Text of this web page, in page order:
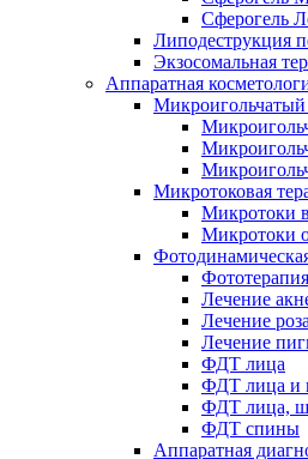
Сферогель
Липодеструкция
Экзосомальная
Аппаратная
Микротоковая
Микротоки
Микротоки
Фототерапия
Лечение
Лечение
Лечение
ФДТ лица
ФДТ лица и
ФДТ лица,
ФДТ спины
Аппаратная